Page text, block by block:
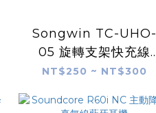
Songwin TC-UHO-
05 旋轉支架快充線
150cm
NT$250 ~ NT$300